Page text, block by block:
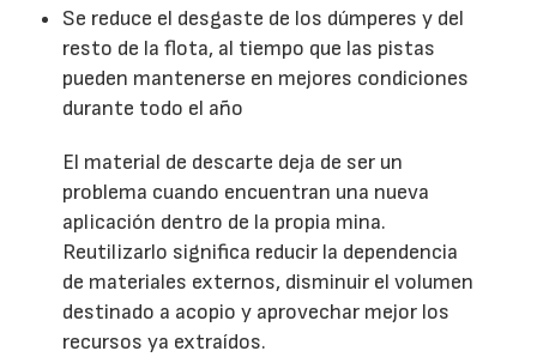
Se reduce el desgaste de los dúmperes y del
resto de la flota, al tiempo que las pistas
pueden mantenerse en mejores condiciones
durante todo el año
El material de descarte deja de ser un
problema cuando encuentran una nueva
aplicación dentro de la propia mina.
Reutilizarlo significa reducir la dependencia
de materiales externos, disminuir el volumen
destinado a acopio y aprovechar mejor los
recursos ya extraídos.